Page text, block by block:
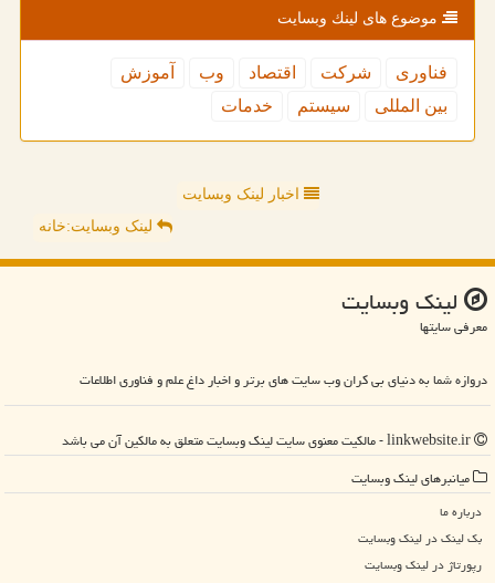
موضوع های لینك وبسایت
فناوری شركت اقتصاد وب
آموزش
بین المللی
سیستم خدمات
اخبار لینک وبسایت
لینک وبسایت:خانه
لینك وبسایت
معرفی سایتها
دروازه شما به دنیای بی کران وب سایت های برتر و اخبار داغ علم و فناوری اطلاعات
میانبرهای لینك وبسایت
درباره ما
بک لینک در لینك وبسایت
رپورتاژ در لینك وبسایت